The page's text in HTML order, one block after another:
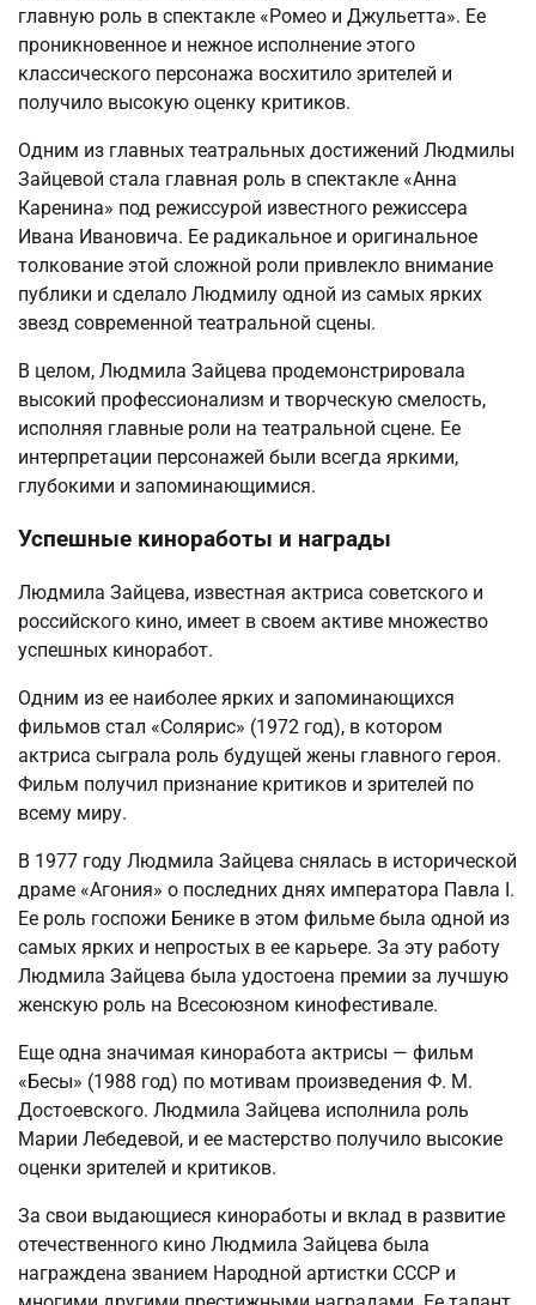
главную роль в спектакле «Ромео и Джульетта». Ее
проникновенное и нежное исполнение этого
классического персонажа восхитило зрителей и
получило высокую оценку критиков.
Одним из главных театральных достижений Людмилы
Зайцевой стала главная роль в спектакле «Анна
Каренина» под режиссурой известного режиссера
Ивана Ивановича. Ее радикальное и оригинальное
толкование этой сложной роли привлекло внимание
публики и сделало Людмилу одной из самых ярких
звезд современной театральной сцены.
В целом, Людмила Зайцева продемонстрировала
высокий профессионализм и творческую смелость,
исполняя главные роли на театральной сцене. Ее
интерпретации персонажей были всегда яркими,
глубокими и запоминающимися.
Успешные киноработы и награды
Людмила Зайцева, известная актриса советского и
российского кино, имеет в своем активе множество
успешных киноработ.
Одним из ее наиболее ярких и запоминающихся
фильмов стал «Солярис» (1972 год), в котором
актриса сыграла роль будущей жены главного героя.
Фильм получил признание критиков и зрителей по
всему миру.
В 1977 году Людмила Зайцева снялась в исторической
драме «Агония» о последних днях императора Павла I.
Ее роль госпожи Бенике в этом фильме была одной из
самых ярких и непростых в ее карьере. За эту работу
Людмила Зайцева была удостоена премии за лучшую
женскую роль на Всесоюзном кинофестивале.
Еще одна значимая киноработа актрисы — фильм
«Бесы» (1988 год) по мотивам произведения Ф. М.
Достоевского. Людмила Зайцева исполнила роль
Марии Лебедевой, и ее мастерство получило высокие
оценки зрителей и критиков.
За свои выдающиеся киноработы и вклад в развитие
отечественного кино Людмила Зайцева была
награждена званием Народной артистки СССР и